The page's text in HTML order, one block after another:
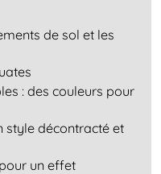
de sol et les
: des couleurs pour
style décontracté et
un effet